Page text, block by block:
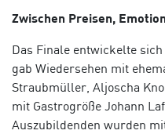
Zwischen Preisen,
Das Finale entwickelte
gab Wiedersehen mit
Straubmüller, Aljoscha
mit Gastrogröße Johann
Auszubildenden wurden